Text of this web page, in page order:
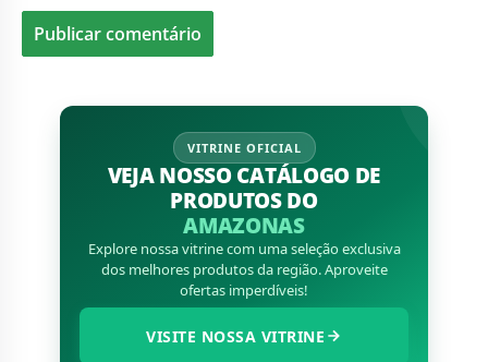
VITRINE OFICIAL
VEJA NOSSO CATÁLOGO DE
PRODUTOS DO
AMAZONAS
Explore nossa vitrine com uma seleção exclusiva
dos melhores produtos da região. Aproveite
ofertas imperdíveis!
VISITE NOSSA VITRINE